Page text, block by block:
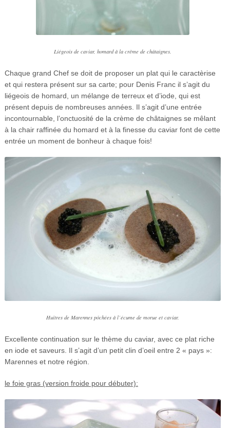
Liégeois de caviar, homard à la crème de châtaignes.
Chaque grand Chef se doit de proposer un plat qui le caractèrise
et qui restera présent sur sa carte; pour Denis Franc il s’agit du
liégeois de homard, un mélange de terreux et d’iode, qui est
présent depuis de nombreuses années. Il s’agit d’une entrée
incontournable, l’onctuosité de la crème de châtaignes se mêlant
à la chair raffinée du homard et à la finesse du caviar font de cette
entrée un moment de bonheur à chaque fois!
Huîtres de Marennes pôchées à l’écume de morue et caviar.
Excellente continuation sur le thème du caviar, avec ce plat riche
en iode et saveurs. Il s’agit d’un petit clin d’oeil entre 2 « pays »:
Marennes et notre région.
le foie gras (version froide pour débuter):